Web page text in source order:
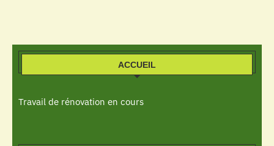
ACCUEIL
Travail de rénovation en cours